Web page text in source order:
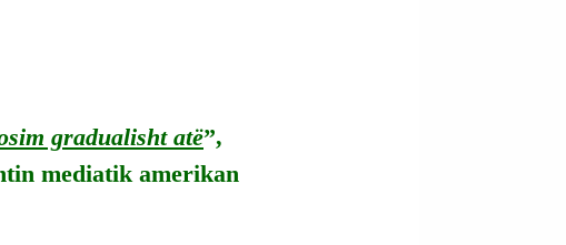
gradualisht atë”,
mediatik amerikan